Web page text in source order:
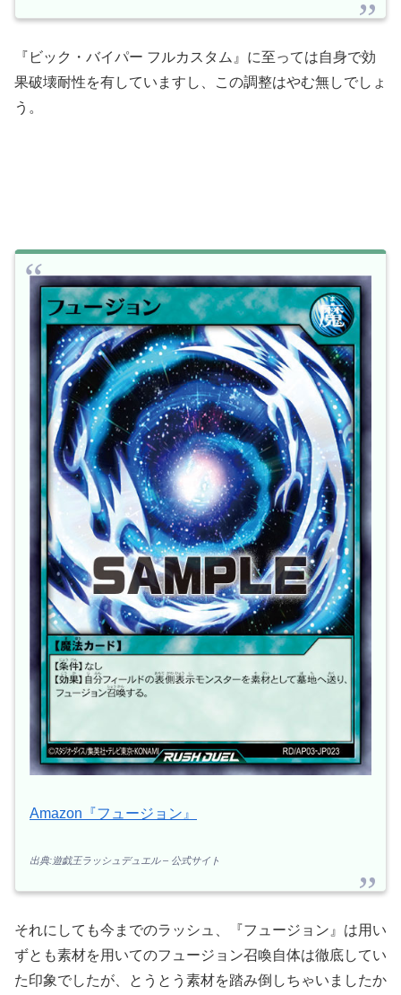
『ビック・バイパー フルカスタム』に至っては自身で効
果破壊耐性を有していますし、この調整はやむ無しでしょ
う。
Amazon『フュージョン』
出典:遊戯王ラッシュデュエル – 公式サイト
それにしても今までのラッシュ、『フュージョン』は用い
ずとも素材を用いてのフュージョン召喚自体は徹底してい
た印象でしたが、とうとう素材を踏み倒しちゃいましたか